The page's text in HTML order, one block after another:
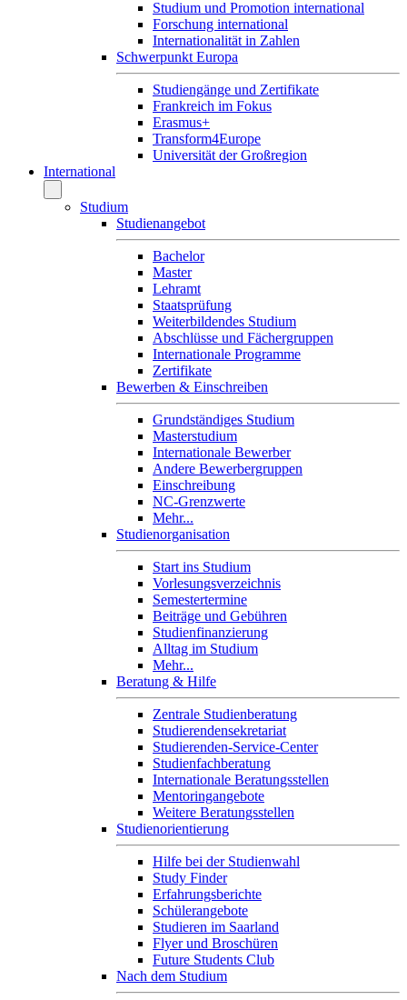
Studium und Promotion international
Forschung international
Internationalität in Zahlen
Schwerpunkt Europa
Studiengänge und Zertifikate
Frankreich im Fokus
Erasmus+
Transform4Europe
Universität der Großregion
International
Studium
Studienangebot
Bachelor
Master
Lehramt
Staatsprüfung
Weiterbildendes Studium
Abschlüsse und Fächergruppen
Internationale Programme
Zertifikate
Bewerben & Einschreiben
Grundständiges Studium
Masterstudium
Internationale Bewerber
Andere Bewerbergruppen
Einschreibung
NC-Grenzwerte
Mehr...
Studienorganisation
Start ins Studium
Vorlesungsverzeichnis
Semestertermine
Beiträge und Gebühren
Studienfinanzierung
Alltag im Studium
Mehr...
Beratung & Hilfe
Zentrale Studienberatung
Studierendensekretariat
Studierenden-Service-Center
Studienfachberatung
Internationale Beratungsstellen
Mentoringangebote
Weitere Beratungsstellen
Studienorientierung
Hilfe bei der Studienwahl
Study Finder
Erfahrungsberichte
Schülerangebote
Studieren im Saarland
Flyer und Broschüren
Future Students Club
Nach dem Studium